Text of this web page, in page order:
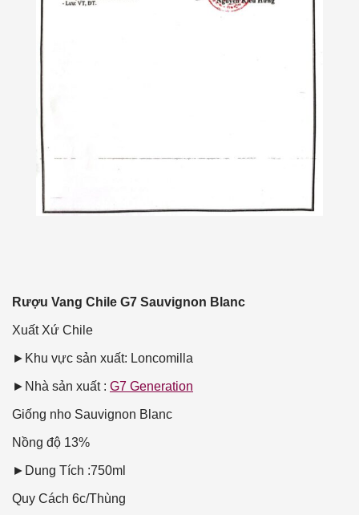
Rượu Vang Chile G7 Sauvignon Blanc
Xuất Xứ Chile
►Khu vực sản xuất: Loncomilla
►Nhà sản xuất : G7 Generation
Giống nho Sauvignon Blanc
Nồng độ 13%
►Dung Tích :750ml
Quy Cách 6c/Thùng